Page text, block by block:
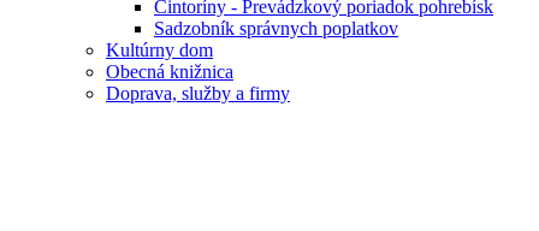
Cintoríny - Prevádzkový poriadok pohrebísk
Sadzobník správnych poplatkov
Kultúrny dom
Obecná knižnica
Doprava, služby a firmy